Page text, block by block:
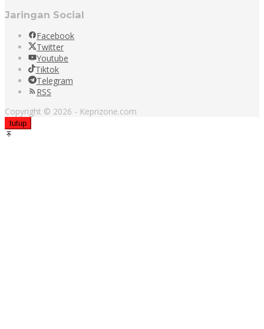
Jaringan Social
Facebook
Twitter
Youtube
Tiktok
Telegram
RSS
Copyright © 2026 - Keprizone.com
tutup